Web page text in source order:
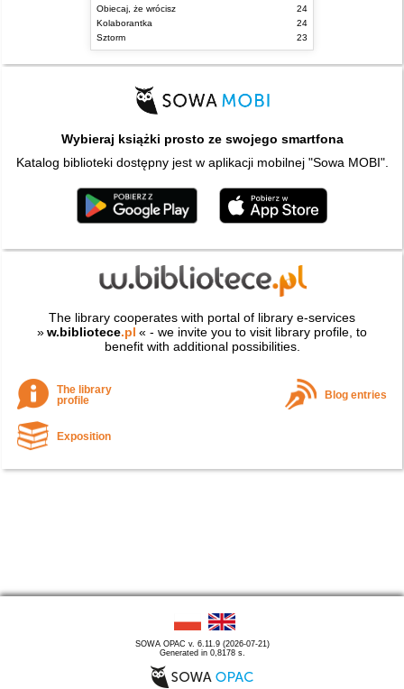
Obiecaj, że wrócisz
24
Kolaborantka
24
Sztorm
23
Wybieraj książki prosto ze swojego smartfona
Katalog biblioteki dostępny jest w aplikacji mobilnej "Sowa MOBI".
The library cooperates with portal of library e-services
»w.bibliotece.pl « - we invite you to visit library profile, to
benefit with additional possibilities.
The library
profile
Blog entries
Exposition
SOWA OPAC v. 6.11.9 (2026-07-21)
Generated in 0,8178 s.